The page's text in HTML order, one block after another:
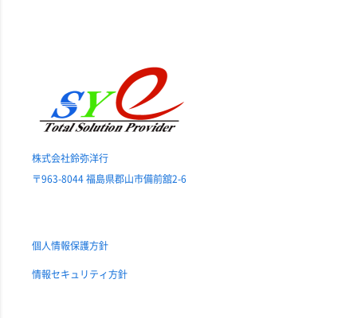
株式会社鈴弥洋行
〒963-8044 福島県郡山市備前舘2-6
個人情報保護方針
情報セキュリティ方針